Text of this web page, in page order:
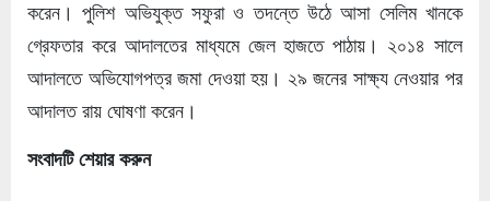
করেন। পুলিশ অভিযুক্ত সফুরা ও তদন্তে উঠে আসা সেলিম খানকে
গ্রেফতার করে আদালতের মাধ্যমে জেল হাজতে পাঠায়। ২০১৪ সালে
আদালতে অভিযোগপত্র জমা দেওয়া হয়। ২৯ জনের সাক্ষ্য নেওয়ার পর
আদালত রায় ঘোষণা করেন।
সংবাদটি শেয়ার করুন